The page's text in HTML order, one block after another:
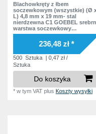
Blachowkręty z łbem
soczewkowym (wszystkie) (Ø
L) 4,8 mm x 19 mm- stal
nierdzewna C1 GOEBEL
warstwa soczewkowy
czworokąt wewnątrz
236,48 zł *
500 Sztuka | 0,47 zł /
Sztuka
Do koszyka
*w tym VAT plusKoszty wysyłki